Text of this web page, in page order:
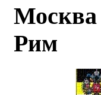
Москва
Рим